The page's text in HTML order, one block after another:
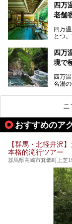
も多
そこ
しみ
また
すめ
四万
老舗
四万
とつ
「四
り入
肌湯
四万
境で
四万
名湯
観光
「中
質の
的存
事・
ニ
おすすめのア
【群馬・北軽井沢
本格的滝行ツアー
群馬県高崎市箕郷町上芝